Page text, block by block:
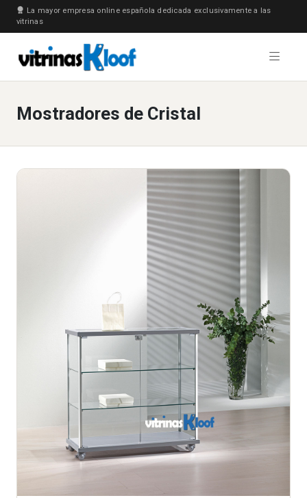
La mayor empresa online española dedicada exclusivamente a las
vitrinas
Mostradores de Cristal